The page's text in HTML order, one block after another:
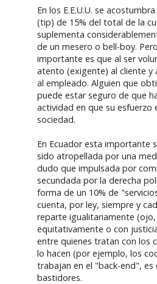
En los E.E.U.U. se
(tip) de 15% del total de la
suplementa
de un mesero o bell-boy.
importante es que al ser
atento (exigente) al cliente y
al empleado. Alguien que
puede estar seguro de que
actividad en que su esfuerzo
sociedad.
En Ecuador esta importante
sido atropellada por una
dudo que impulsada por
secundada por la derecha
forma de un 10% de
cuenta, por ley, siempre y
reparte igualitariamente
equitativamente o con
entre quienes tratan con los
lo hacen (por ejemplo, los
trabajan en el "back-end", es
bastidores.